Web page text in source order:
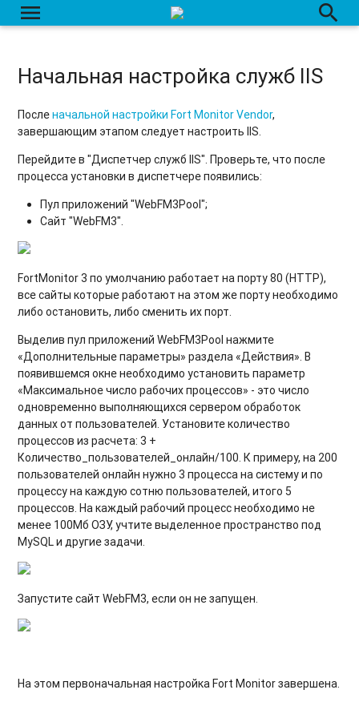
menu
Настройка сервера для отправки оповещений в MAX
Настройка сервера для отправки оповещений в Viber
Отправка событий в Telegram и Viber
Работа Fort Monitor 3 по HTTP / HTTPS
Рекомендации по переносу базы данных на отдельный
сервер
Приём данных от терминалов Voyager 2
search
Начальная настройка служб IIS
Посленачальной настройки Fort Monitor Vendor,
завершающим этапом следует настроить IIS.
Перейдите в "Диспетчер служб IIS". Проверьте, что после
процесса установки в диспетчере появились:
Пул приложений "WebFM3Pool";
Сайт "WebFM3".
FortMonitor 3 по умолчанию работает на порту 80 (HTTP),
все сайты которые работают на этом же порту необходимо
либо остановить, либо сменить их порт.
Выделив пул приложений WebFM3Pool нажмите
«Дополнительные параметры» раздела «Действия». В
появившемся окне необходимо установить параметр
«Максимальное число рабочих процессов» - это число
одновременно выполняющихся сервером обработок
данных от пользователей. Установите количество
процессов из расчета: 3 +
Количество_пользователей_онлайн/100. К примеру, на 200
пользователей онлайн нужно 3 процесса на систему и по
процессу на каждую сотню пользователей, итого 5
процессов. На каждый рабочий процесс необходимо не
менее 100Мб ОЗУ, учтите выделенное пространство под
MySQL и другие задачи.
Запустите сайт WebFM3, если он не запущен.
На этом первоначальная настройка Fort Monitor завершена.